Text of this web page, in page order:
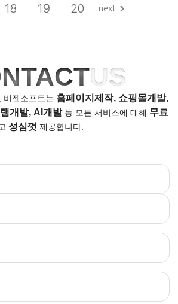
18 19 20
US
비젠소프트는 홈페이지제작, 쇼핑몰개발,
개발, AI개발등 모든 서비스에 대해 무료
성심껏 제공합니다.